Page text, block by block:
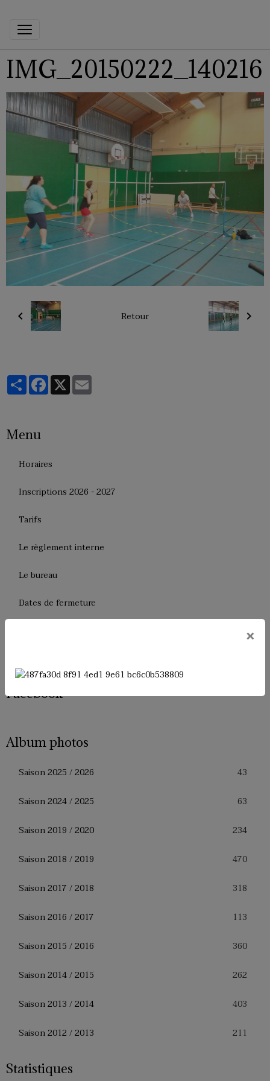
IMG_20150222_140216
Retour
PartagerFacebook
X
Menu
Horaires
Inscriptions 2026 - 2027
Tarifs
Le règlement interne
Le bureau
Dates de fermeture
Facebook
Album photos
Saison 2025 / 2026 43
Saison 2024 / 2025 63
Saison 2019 / 2020 234
Saison 2018 / 2019 470
Saison 2017 / 2018 318
Saison 2016 / 2017 113
Saison 2015 / 2016 360
Saison 2014 / 2015 262
Saison 2013 / 2014 403
Saison 2012 / 2013 211
Statistiques
×